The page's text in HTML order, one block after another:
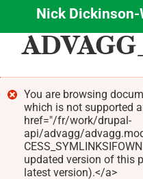
Aller
principal
Nick Dickinson-
Message
d'erreur
You are browsing
which is not supported
href="/fr/work/drupal-
api/advagg/
updated version of this
latest version).</a>